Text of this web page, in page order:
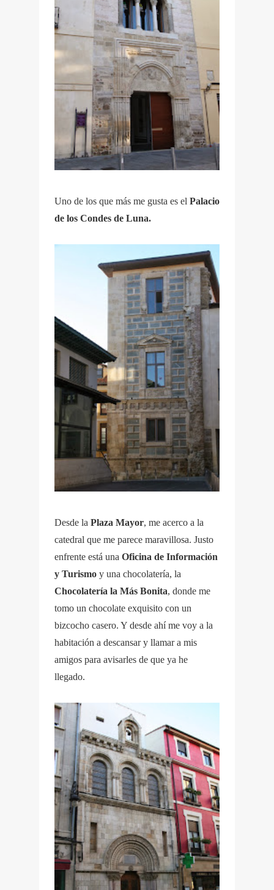
Uno de los que más me gusta es el Palacio
de los Condes de Luna.
Desde la Plaza Mayor, me acerco a la
catedral que me parece maravillosa. Justo
enfrente está una Oficina de Información
y Turismo y una chocolatería, la
Chocolatería la Más Bonita, donde me
tomo un chocolate exquisito con un
bizcocho casero. Y desde ahí me voy a la
habitación a descansar y llamar a mis
amigos para avisarles de que ya he
llegado.